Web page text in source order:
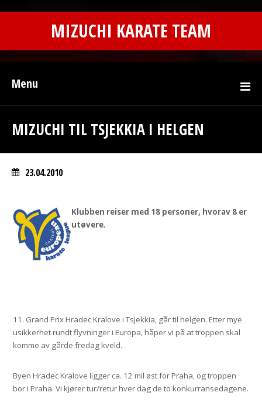
MIZUCHI KARATE TEAM
Menu
MIZUCHI TIL TSJEKKIA I HELGEN
23.04.2010
Klubben reiser med 18 personer, hvorav 8 er
utøvere.
11. Grand Prix Hradec Kralove i Tsjekkia, går til helgen. Etter mye
usikkerhet rundt flyvninger i Europa, håper vi på at troppen skal
komme av gårde fredag kveld.
Byen Hradec Kralove ligger ca. 12 mil øst for Praha, og troppen
bor i Praha. Vi kjører tur/retur hver dag de to konkurransedagene.